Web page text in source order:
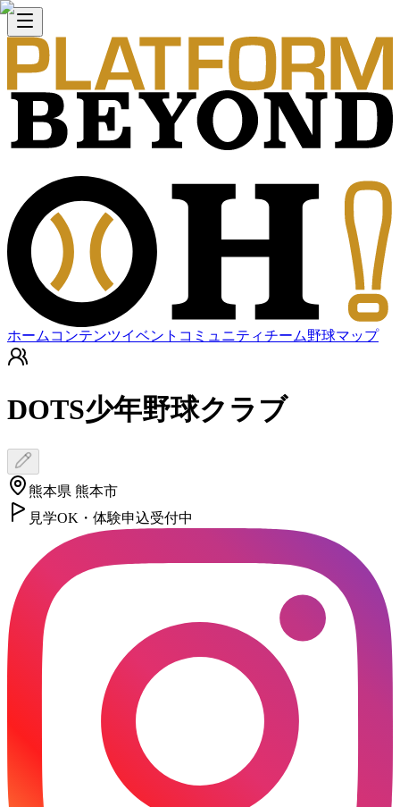
ホーム コンテンツイベント コミュニティチーム野球マップ
DOTS少年野球クラブ
熊本県 熊本市
見学OK・体験申込受付中